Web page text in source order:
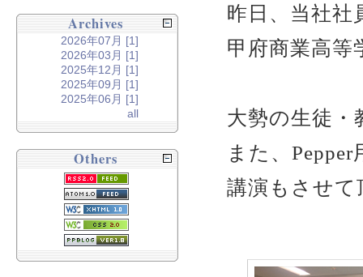
昨日、当社社
甲府商業高等
大勢の生徒・
また、
講演もさせ
Archives
2026年07月 [1]
2026年03月 [1]
2025年12月 [1]
2025年09月 [1]
2025年06月 [1]
all
Others